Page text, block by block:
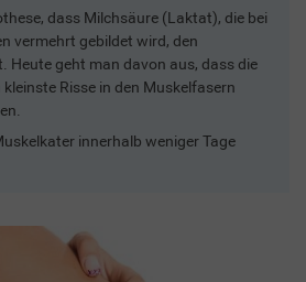
dass Milchsäure (Laktat), die bei
vermehrt gebildet wird, den
Heute geht man davon aus, dass die
Risse in den Muskelfasern
innerhalb weniger Tage